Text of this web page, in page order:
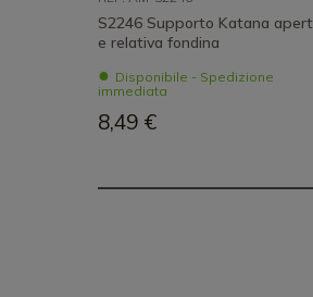
S2246 Supporto Katana
e relativa fondina
Disponibile - Spedizione
immediata
8,49 €